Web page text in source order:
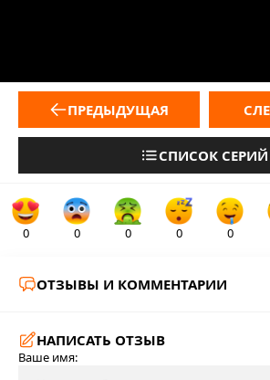
ПРЕДЫДУЩАЯ
СПИСОК СЕРИЙ
0 0 0 0 0
ОТЗЫВЫ И КОММЕНТАРИИ
НАПИСАТЬ ОТЗЫВ
Ваше имя: